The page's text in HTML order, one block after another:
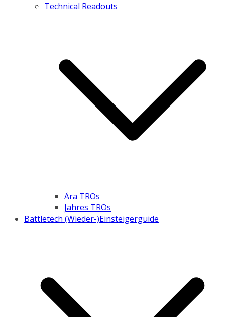
Technical Readouts
Ära TROs
Jahres TROs
Battletech (Wieder-)Einsteigerguide